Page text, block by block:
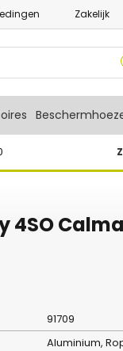
Zakelijk
4SO
91709
Aluminium,